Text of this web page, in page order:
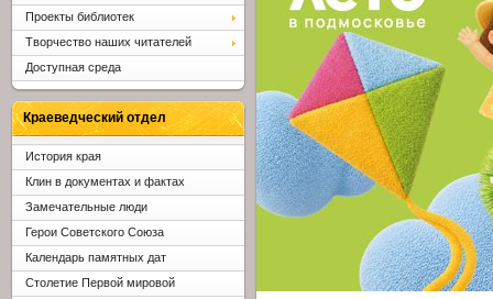
Проекты библиотек
Творчество наших читателей
Доступная среда
Краеведческий отдел
История края
Клин в документах и фактах
Замечательные люди
Герои Советского Союза
Календарь памятных дат
Столетие Первой мировой